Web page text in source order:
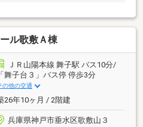
ル歌敷Ａ棟
ＪＲ山陽本線 舞子駅 バス10分/
「舞子台３」バス停 停歩3分
の他の交通
26年10ヶ月 / 2階建
兵庫県神戸市垂水区歌敷山３